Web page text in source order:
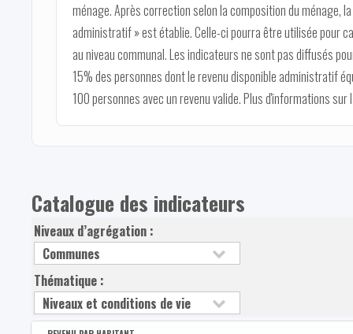
ménage. Après correction selon la composition du ménage,
administratif » est établie. Celle-ci pourra être utilisée pour
au niveau communal. Les indicateurs ne sont pas diffusés
15% des personnes dont le revenu disponible administratif
100 personnes avec un revenu valide. Plus d'informations
Catalogue des indicateurs
Niveaux d’agrégation :
Thématique :